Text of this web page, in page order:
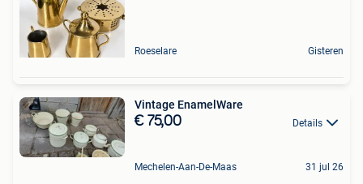
Roeselare Gisteren
Vintage EnamelWare
€ 75,00 Details
Mechelen-Aan-De-Maas 31 jul 26